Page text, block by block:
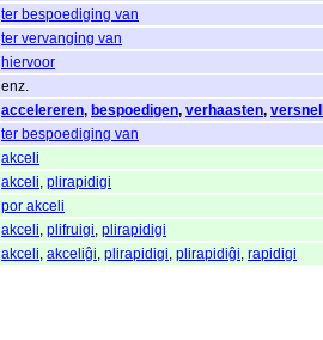
ter bespoediging van
ter vervanging van
hiervoor
enz.
accelereren, bespoedigen, verhaasten,
ter bespoediging van
akceli
akceli plirapidigi
por akceli
akceli plifruigi plirapidigi
akceli akceliĝi plirapidigi plirapidiĝi rapidigi